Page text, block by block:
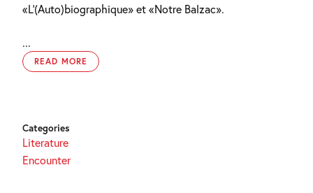
«L'(Auto)biographique» et «Notre Balzac».
...
READ MORE
Categories
Literature
Encounter